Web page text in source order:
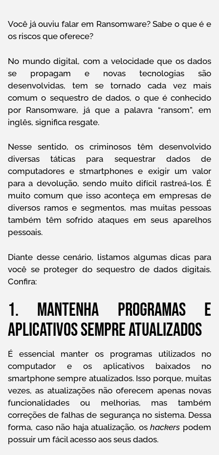
Você já ouviu falar em Ransomware? Sabe o que é e
os riscos que oferece?
No mundo digital, com a velocidade que os dados
se propagam e novas tecnologias são
desenvolvidas, tem se tornado cada vez mais
comum o sequestro de dados, o que é conhecido
por Ransomware, já que a palavra “ransom”, em
inglês, significa resgate.
Nesse sentido, os criminosos têm desenvolvido
diversas táticas para sequestrar dados de
computadores e stmartphones e exigir um valor
para a devolução, sendo muito difícil rastreá-los. É
muito comum que isso aconteça em empresas de
diversos ramos e segmentos, mas muitas pessoas
também têm sofrido ataques em seus aparelhos
pessoais.
Diante desse cenário, listamos algumas dicas para
você se proteger do sequestro de dados digitais.
Confira:
1. Mantenha programas e
aplicativos sempre atualizados
É essencial manter os programas utilizados no
computador e os aplicativos baixados no
smartphone sempre atualizados. Isso porque, muitas
vezes, as atualizações não oferecem apenas novas
funcionalidades ou melhorias, mas também
correções de falhas de segurança no sistema. Dessa
forma, caso não haja atualização, oshackers podem
possuir um fácil acesso aos seus dados.